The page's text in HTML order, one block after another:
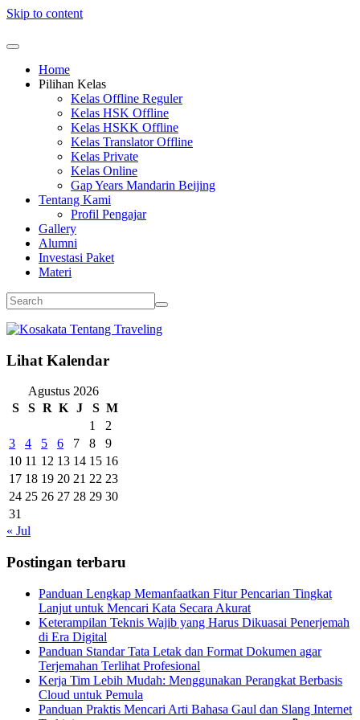
Skip to content
Home
Pilihan Kelas
Kelas Offline Reguler
Kelas HSK Offline
Kelas HSKK Offline
Kelas Translator Offline
Kelas Private
Kelas Online
Gap Years Mandarin Beijing
Tentang Kami
Profil Pengajar
Gallery
Alumni
Investasi Paket
Materi
Lihat Kalendar
Agustus 2026
S
S R K J S M
1
2
3
4 5 6 7 8
9
10 11 12 13 14 15 16
17 18 19 20 21 22 23
24 25 26 27 28 29 30
31
« Jul
Postingan terbaru
Panduan Lengkap Memanfaatkan Fitur Pencarian Tingkat
Lanjut untuk Mencari Kata Secara Akurat
Keterampilan Teknis Wajib yang Harus Dikuasai Penerjemah
di Era Digital
Panduan Standar Tata Letak dan Format Dokumen agar
Terjemahan Terlihat Profesional
Kerja Tim Lebih Mudah: Menggunakan Perangkat Berbasis
Cloud untuk Pemula
Panduan Praktis Mencari Arti Bahasa Gaul dan Slang Internet